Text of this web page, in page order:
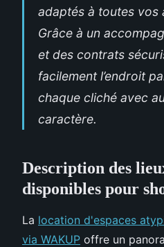
adaptés à toutes vos
Grâce à un
et des contrats
facilement l’endroit
chaque cliché avec
caractère.
Description des
disponibles pour
La location d'espaces
via WAKUP offre un